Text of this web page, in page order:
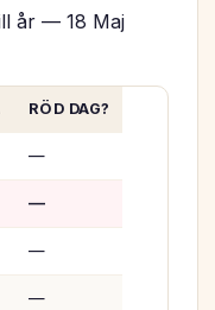
år — 18 Maj
RÖD DAG?
—
—
—
—